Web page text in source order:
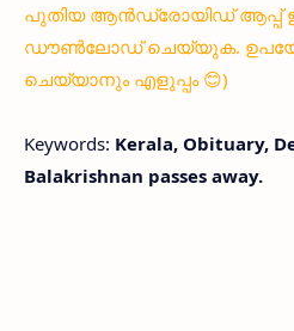
പുതിയ ആൻഡ്രോയിഡ് ആപ്പ്
ഡൗൺലോഡ് ചെയ്യുക.
ചെയ്യാനും എളുപ്പം 😊)
Keywords: Kerala, Obituary,
Balakrishnan passes away.